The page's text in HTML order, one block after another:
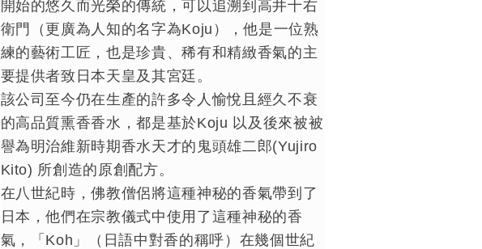
開始的悠久而光榮的傳統，可以追溯到高井十右
衛門（更廣為人知的名字為Koju），他是一位熟
練的藝術工匠，也是珍貴、稀有和精緻香氣的主
要提供者致日本天皇及其宮廷。
該公司至今仍在生產的許多令人愉悅且經久不衰
的高品質熏香香水，都是基於Koju 以及後來被被
譽為明治維新時期香水天才的鬼頭雄二郎(Yujiro
Kito) 所創造的原創配方。
在八世紀時，佛教僧侶將這種神秘的香氣帶到了
日本，他們在宗教儀式中使用了這種神秘的香
氣，「Koh」（日語中對香的稱呼）在幾個世紀